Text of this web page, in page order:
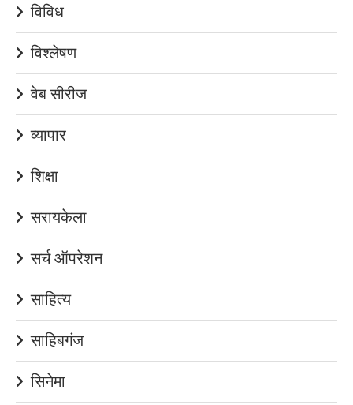
विविध
विश्लेषण
वेब सीरीज
व्यापार
शिक्षा
सरायकेला
सर्च ऑपरेशन
साहित्य
साहिबगंज
सिनेमा